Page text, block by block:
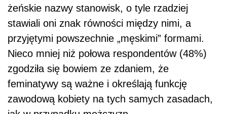
żeńskie nazwy stanowisk, o tyle rzadziej
stawiali oni znak równości między nimi, a
przyjętymi powszechnie „męskimi” formami.
Nieco mniej niż połowa respondentów (48%)
zgodziła się bowiem ze zdaniem, że
feminatywy są ważne i określają funkcję
zawodową kobiety na tych samych zasadach,